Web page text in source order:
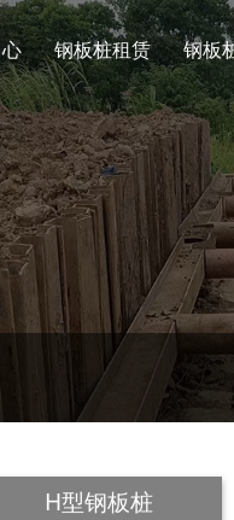
钢板桩租赁 钢板
H型钢板桩